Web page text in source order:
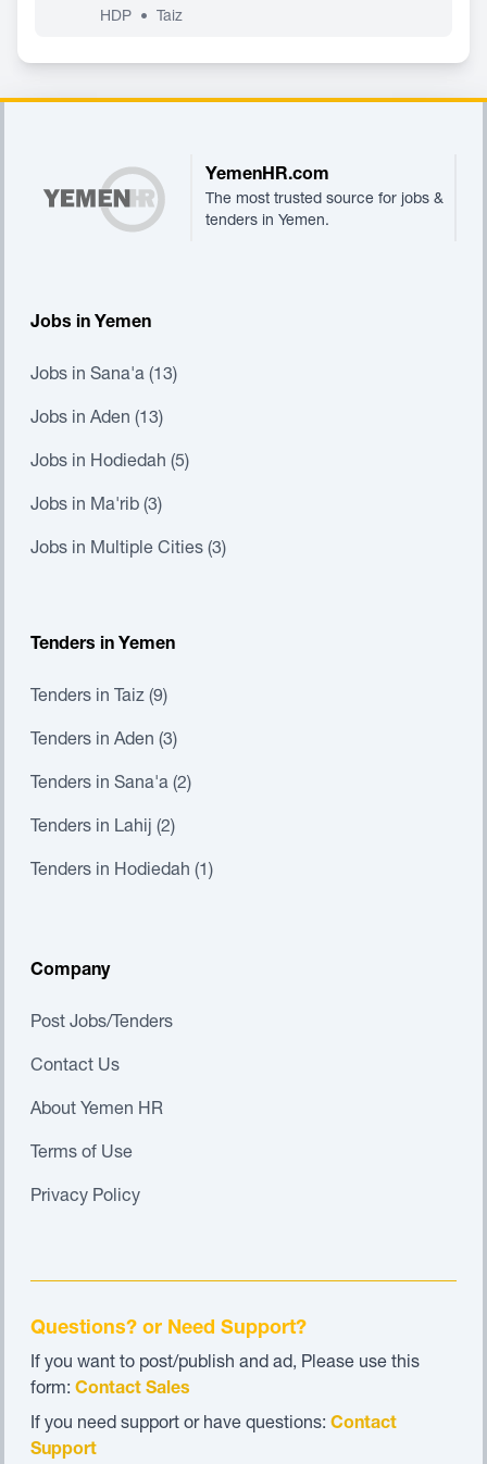
HDP
• Taiz
YemenHR.com
The most trusted source for jobs &
tenders in Yemen.
Jobs in Yemen
Jobs in Sana'a (13)
Jobs in Aden (13)
Jobs in Hodiedah (5)
Jobs in Ma'rib (3)
Jobs in Multiple Cities (3)
Tenders in Yemen
Tenders in Taiz (9)
Tenders in Aden (3)
Tenders in Sana'a (2)
Tenders in Lahij (2)
Tenders in Hodiedah (1)
Company
Post Jobs/Tenders
Contact Us
About Yemen HR
Terms of Use
Privacy Policy
Questions? or Need Support?
If you want to post/publish and ad, Please use this
form: Contact Sales
If you need support or have questions: Contact
Support